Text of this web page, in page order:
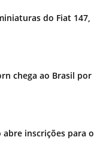
do Fiat 147,
chega ao Brasil por
inscrições para o